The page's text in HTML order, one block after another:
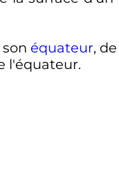
équateur,
l'équateur.